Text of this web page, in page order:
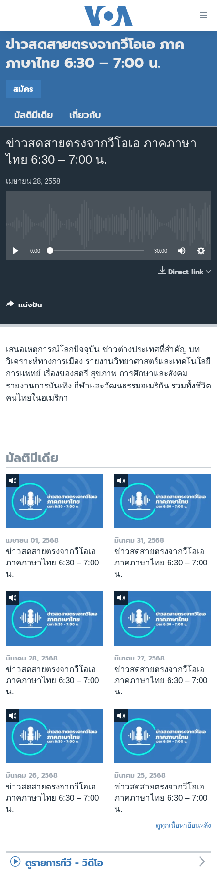
ต่อ
ไป
หลัก
หน้า
หลัก
ข้าม
ไป
การ
หน้าหลัก
โลก
เอเชีย
ไทย
ธุรกิจ
วิทยาศาสตร์
ไลฟ์สไตล์
ข่าวสดสายตรงจากวีโอเอ ภาค
ภาษาไทย 6:30 – 7:00 น.
สมัคร
Spotify
สมัคร
มัลติมีเดีย เกี่ยวกับ
ข่าวสดสายตรงจากวีโอเอ ภาคภาษา
ไทย 6:30 – 7:00 น.
เมษายน 28, 2558
0:00 30:00
Direct link
แบ่งปัน
เสนอเหตุการณ์โลกปัจจุบัน ข่าวต่างประเทศที่สำคัญ บท
วิเคราะห์ทางการเมือง รายงานวิทยาศาสตร์และเทคโนโลยี
การแพทย์ เรื่องของสตรี สุขภาพ การศึกษาและสังคม
รายงานการบันเทิง กีฬาและวัฒนธรรมอเมริกัน รวมทั้งชีวิต
คนไทยในอเมริกา
มัลติมีเดีย
เมษายน 01, 2568
ข่าวสดสายตรงจากวีโอเอ
ภาคภาษาไทย 6:30 – 7:00
น.
มีนาคม 31, 2568
ข่าวสดสายตรงจากวีโอเอ
ภาคภาษาไทย 6:30 – 7:00
น.
มีนาคม 28, 2568
ข่าวสดสายตรงจากวีโอเอ
ภาคภาษาไทย 6:30 – 7:00
น.
มีนาคม 27, 2568
ข่าวสดสายตรงจากวีโอเอ
ภาคภาษาไทย 6:30 – 7:00
น.
มีนาคม 26, 2568
ข่าวสดสายตรงจากวีโอเอ
ภาคภาษาไทย 6:30 – 7:00
น.
มีนาคม 25, 2568
ข่าวสดสายตรงจากวีโอเอ
ภาคภาษาไทย 6:30 – 7:00
น.
ดูทุกเนื้อหาย้อนหลัง
ดูรายการทีวี - วิดีโอ